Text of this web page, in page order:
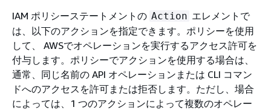
IAM ポリシーステートメントの Action エレメントで
は、以下のアクションを指定できます。ポリシーを使用
して、 AWSでオペレーションを実行するアクセス許可を
付与します。ポリシーでアクションを使用する場合は、
通常、同じ名前の API オペレーションまたは CLI コマン
ドへのアクセスを許可または拒否します。ただし、場合
によっては、1 つのアクションによって複数のオペレー